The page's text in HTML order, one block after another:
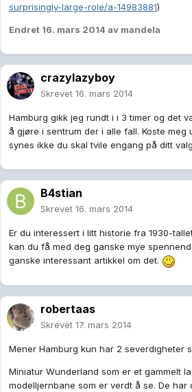
surprisingly-large-role/a-14983881)
Endret 16. mars 2014 av mandela
crazylazyboy
Skrevet 16. mars 2014
Hamburg gikk jeg rundt i i 3 timer og det
å gjøre i sentrum der i alle fall. Koste meg
synes ikke du skal tvile engang på ditt
B4stian
Skrevet 16. mars 2014
Er du interessert i litt historie fra 1930-
kan du få med deg ganske mye
ganske interessant artikkel om det.
robertaas
Skrevet 17. mars 2014
Mener Hamburg kun har 2 severdigheter
Miniatur Wunderland som er et gammelt
modelljernbane som er verdt å se. De